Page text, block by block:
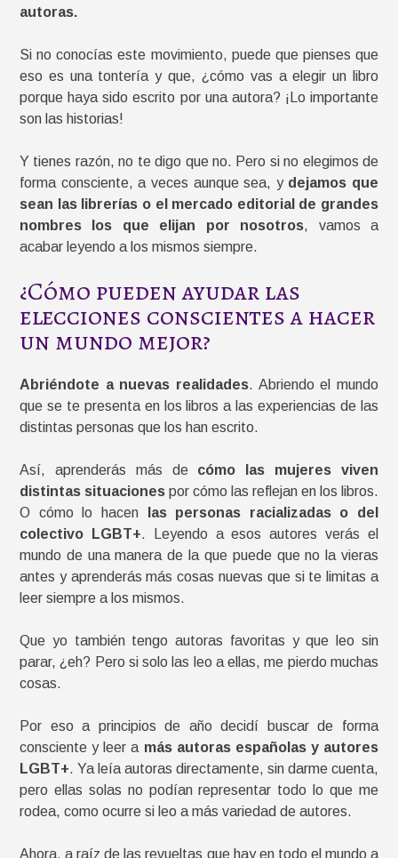
autoras.
Si no conocías este movimiento, puede que pienses que
eso es una tontería y que, ¿cómo vas a elegir un libro
porque haya sido escrito por una autora? ¡Lo importante
son las historias!
Y tienes razón, no te digo que no. Pero si no elegimos de
forma consciente, a veces aunque sea, y dejamos que
sean las librerías o el mercado editorial de grandes
nombres los que elijan por nosotros, vamos a
acabar leyendo a los mismos siempre.
¿Cómo pueden ayudar las
elecciones conscientes a hacer
un mundo mejor?
Abriéndote a nuevas realidades. Abriendo el mundo
que se te presenta en los libros a las experiencias de las
distintas personas que los han escrito.
Así, aprenderás más de cómo las mujeres viven
distintas situaciones por cómo las reflejan en los libros.
O cómo lo hacenlas personas racializadas o del
colectivo LGBT+. Leyendo a esos autores verás el
mundo de una manera de la que puede que no la vieras
antes y aprenderás más cosas nuevas que si te limitas a
leer siempre a los mismos.
Que yo también tengo autoras favoritas y que leo sin
parar, ¿eh? Pero si solo las leo a ellas, me pierdo muchas
cosas.
Por eso a principios de año decidí buscar de forma
consciente y leer a más autoras españolas y autores
LGBT+. Ya leía autoras directamente, sin darme cuenta,
pero ellas solas no podían representar todo lo que me
rodea, como ocurre si leo a más variedad de autores.
Ahora, a raíz de las revueltas que hay en todo el mundo a